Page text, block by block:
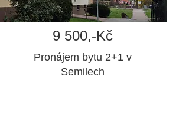
9 500,-Kč
Pronájem bytu 2+1 v
Semilech